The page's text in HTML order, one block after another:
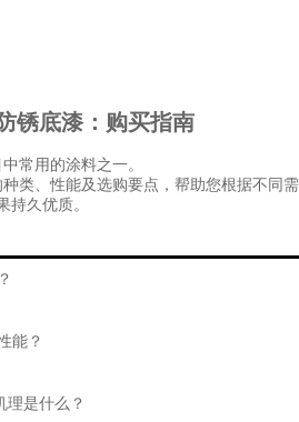
锈底漆 ：购买指南
常用的涂料之一。
类、性能及选购要点，帮助您根据不同需
持久优质。
能？
理是什么？